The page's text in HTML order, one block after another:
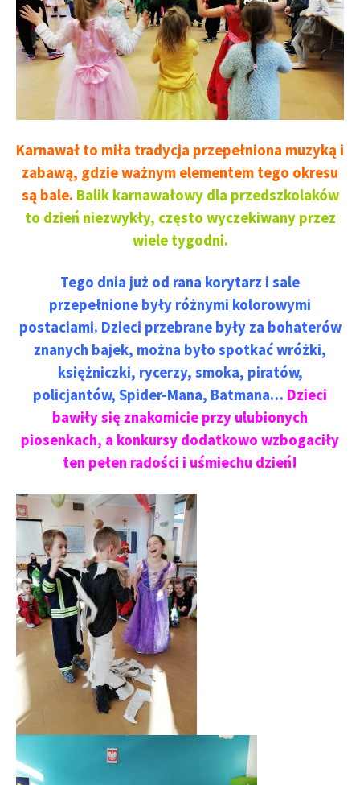
Karnawał to miła tradycja przepełniona muzyką i
zabawą, gdzie ważnym elementem tego okresu
są bale. Balik karnawałowy dla przedszkolaków
to dzień niezwykły, często wyczekiwany przez
wiele tygodni.
Tego dnia już od rana korytarz i sale
przepełnione były różnymi kolorowymi
postaciami. Dzieci przebrane były za bohaterów
znanych bajek, można było spotkać wróżki,
księżniczki, rycerzy, smoka, piratów,
policjantów, Spider-Mana, Batmana… Dzieci
bawiły się znakomicie przy ulubionych
piosenkach, a konkursy dodatkowo wzbogaciły
ten pełen radości i uśmiechu dzień!